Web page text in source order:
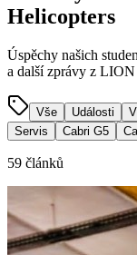
Helicopters
Úspěchy našich
a další zprávy z
Vše Události
Servis
Cabri G5
59 článků